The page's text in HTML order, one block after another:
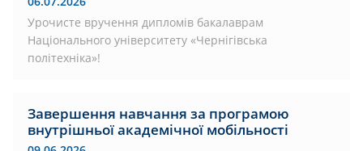
Урочисте вручення дипломів бакалаврам
Національного університету «Чернігівська
політехніка»!
Завершення навчання за програмою
внутрішньої академічної мобільності